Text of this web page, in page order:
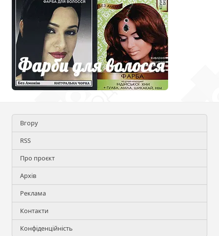
Вгору
RSS
Про проєкт
Архів
Реклама
Контакти
Конфіденційність